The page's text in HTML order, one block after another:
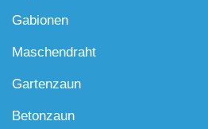
Gabionen
Maschendraht
Gartenzaun
Betonzaun